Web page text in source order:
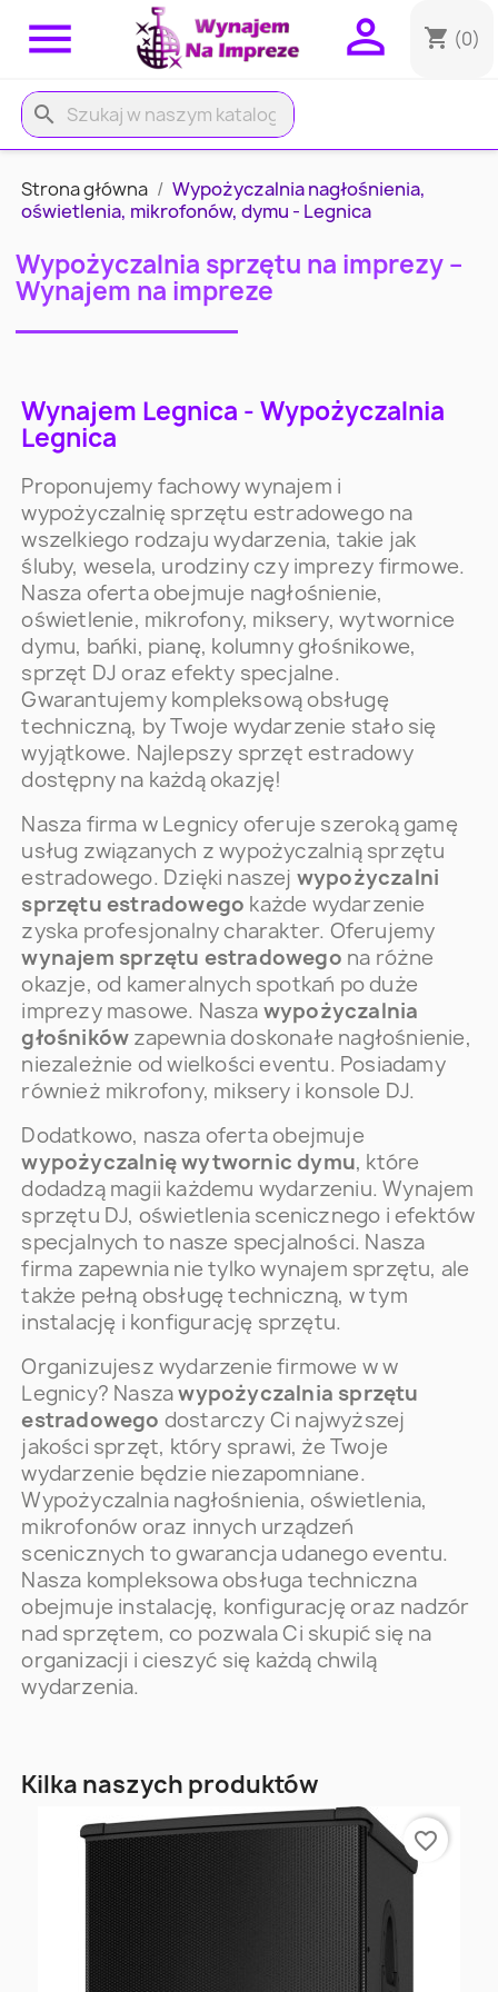
 shopping_cart (0)

search
Strona główna
Wypożyczalnia nagłośnienia,
oświetlenia, mikrofonów, dymu - Legnica
Wypożyczalnia sprzętu na imprezy –
Wynajem na impreze
Wynajem Legnica - Wypożyczalnia
Legnica
Proponujemy fachowy wynajem i
wypożyczalnię sprzętu estradowego na
wszelkiego rodzaju wydarzenia, takie jak
śluby, wesela, urodziny czy imprezy firmowe.
Nasza oferta obejmuje nagłośnienie,
oświetlenie, mikrofony, miksery, wytwornice
dymu, bańki, pianę, kolumny głośnikowe,
sprzęt DJ oraz efekty specjalne.
Gwarantujemy kompleksową obsługę
techniczną, by Twoje wydarzenie stało się
wyjątkowe. Najlepszy sprzęt estradowy
dostępny na każdą okazję!
Nasza firma w Legnicy oferuje szeroką gamę
usług związanych z wypożyczalnią sprzętu
estradowego. Dzięki naszej wypożyczalni
sprzętu estradowego każde wydarzenie
zyska profesjonalny charakter. Oferujemy
wynajem sprzętu estradowego na różne
okazje, od kameralnych spotkań po duże
imprezy masowe. Nasza wypożyczalnia
głośników zapewnia doskonałe nagłośnienie,
niezależnie od wielkości eventu. Posiadamy
również mikrofony, miksery i konsole DJ.
Dodatkowo, nasza oferta obejmuje
wypożyczalnię wytwornic dymu, które
dodadzą magii każdemu wydarzeniu. Wynajem
sprzętu DJ, oświetlenia scenicznego i efektów
specjalnych to nasze specjalności. Nasza
firma zapewnia nie tylko wynajem sprzętu, ale
także pełną obsługę techniczną, w tym
instalację i konfigurację sprzętu.
Organizujesz wydarzenie firmowe w w
Legnicy? Naszawypożyczalnia sprzętu
estradowego dostarczy Ci najwyższej
jakości sprzęt, który sprawi, że Twoje
wydarzenie będzie niezapomniane.
Wypożyczalnia nagłośnienia, oświetlenia,
mikrofonów oraz innych urządzeń
scenicznych to gwarancja udanego eventu.
Nasza kompleksowa obsługa techniczna
obejmuje instalację, konfigurację oraz nadzór
nad sprzętem, co pozwala Ci skupić się na
organizacji i cieszyć się każdą chwilą
wydarzenia.
Kilka naszych produktów
favorite_border